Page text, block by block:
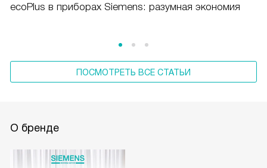
ecoPlus в приборах Siemens: разумная экономия
ПОСМОТРЕТЬ ВСЕ СТАТЬИ
О бренде